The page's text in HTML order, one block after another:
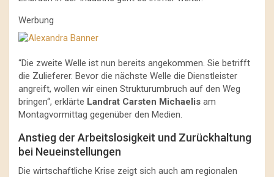
Werbung
“Die zweite Welle ist nun bereits angekommen. Sie betrifft
die Zulieferer. Bevor die nächste Welle die Dienstleister
angreift, wollen wir einen Strukturumbruch auf den Weg
bringen“, erklärte Landrat Carsten Michaelis am
Montagvormittag gegenüber den Medien.
Anstieg der Arbeitslosigkeit und Zurückhaltung
bei Neueinstellungen
Die wirtschaftliche Krise zeigt sich auch am regionalen